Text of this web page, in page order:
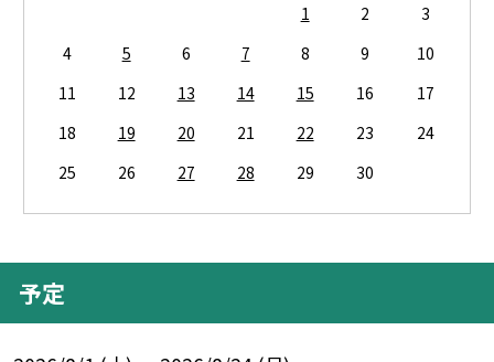
1 2
3
4
5 6 7 8 9
10
11
12 13 14 15 16
17
18
19 20 21 22 23
24
25
26 27 28 29 30
予定